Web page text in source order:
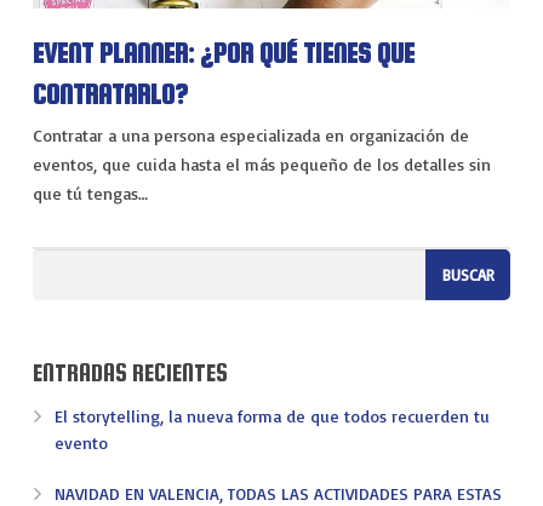
EXPERIENCIAS
EVENT PLANNER: ¿POR QUÉ TIENES QUE
CONTRATARLO?
Contratar a una persona especializada en organización de
eventos, que cuida hasta el más pequeño de los detalles sin
que tú tengas…
ENTRADAS RECIENTES
El storytelling, la nueva forma de que todos recuerden tu
evento
NAVIDAD EN VALENCIA, TODAS LAS ACTIVIDADES PARA ESTAS